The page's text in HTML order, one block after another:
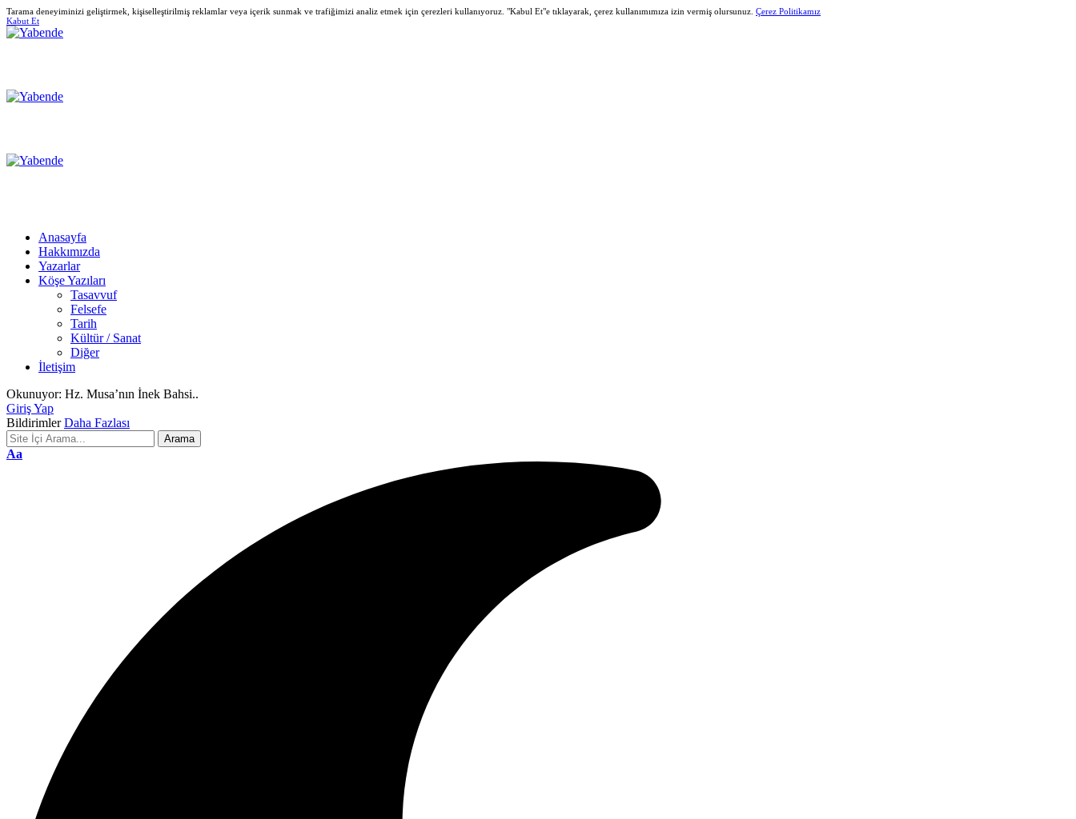
Tarama deneyiminizi geliştirmek, kişiselleştirilmiş reklamlar veya içerik sunmak ve trafiğimizi analiz etmek için çerezleri kullanıyoruz. "Kabul Et"e tıklayarak, çerez kullanımımıza izin vermiş olursunuz. Çerez Politikamız
Kabut Et
Anasayfa
Hakkımızda
Yazarlar
Köşe Yazıları
Tasavvuf
Felsefe
Tarih
Kültür / Sanat
Diğer
İletişim
Okunuyor: Hz. Musa’nın İnek Bahsi..
Giriş Yap
Bildirimler Daha Fazlası
Font
Aa